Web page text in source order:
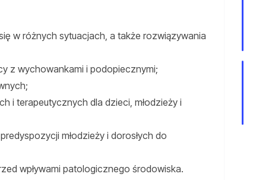
w różnych sytuacjach, a także rozwiązywania
z wychowankami i podopiecznymi;
i terapeutycznych dla dzieci, młodzieży i
młodzieży i dorosłych do
wpływami patologicznego środowiska.